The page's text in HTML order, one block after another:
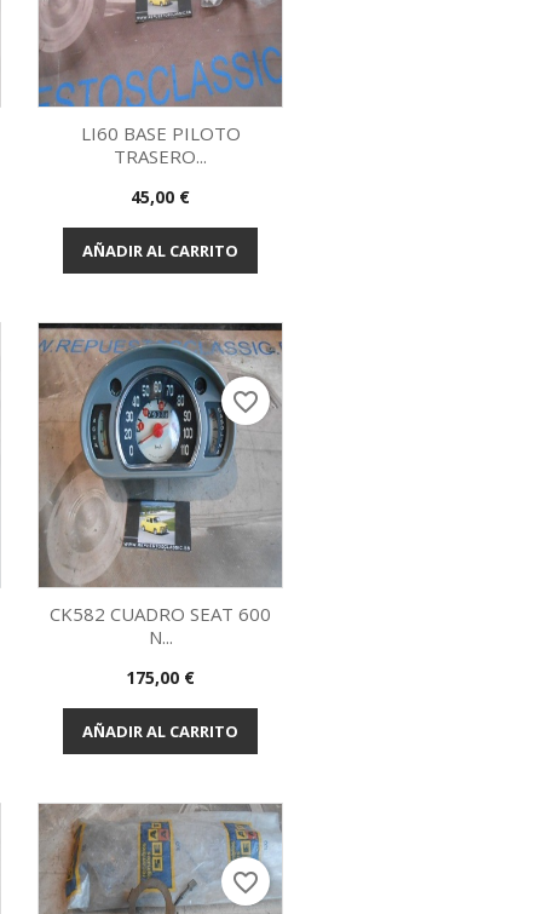
Vista rápida
LI60 BASE PILOTO
TRASERO...
Precio
45,00 €
AÑADIR AL CARRITO
Vista rápida
CK582 CUADRO SEAT 600
N...
Precio
175,00 €
AÑADIR AL CARRITO
favorite_border
favorite_border